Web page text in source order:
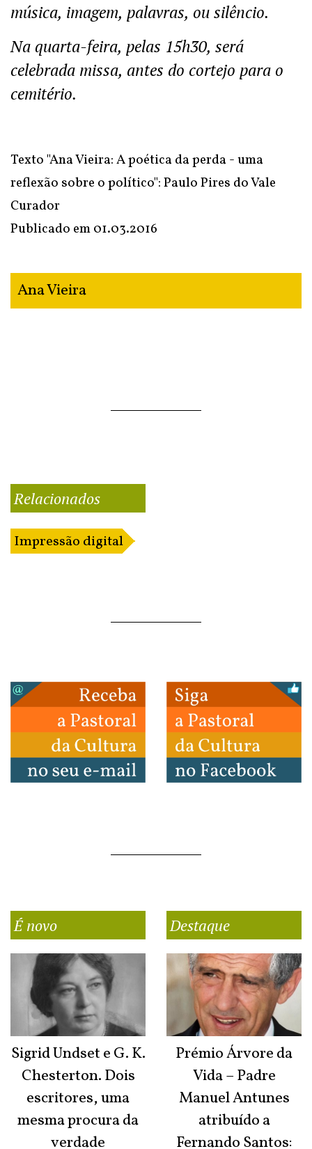
música, imagem, palavras, ou silêncio.
Na quarta-feira, pelas 15h30, será
celebrada missa, antes do cortejo para o
cemitério.
Texto "Ana Vieira: A poética da perda - uma
reflexão sobre o político": Paulo Pires do Vale
Curador
Publicado em01.03.2016
Ana Vieira
Relacionados
Impressão digital
É novo
Sigrid Undset e G. K.
Chesterton. Dois
escritores, uma
mesma procura da
verdade
Destaque
Prémio Árvore da
Vida – Padre
Manuel Antunes
atribuído a
Fernando Santos: